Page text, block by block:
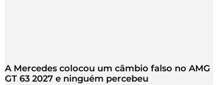
A Mercedes colocou um câmbio falso no AMG
GT 63 2027 e ninguém percebeu